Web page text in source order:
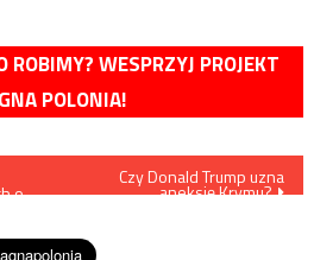
ROBIMY? WESPRZYJ PROJEKT
POLONIA!
o
Czy Donald Trump uzna
aneksję Krymu?